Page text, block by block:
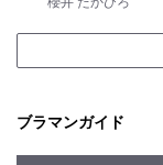
ブラマンガイド